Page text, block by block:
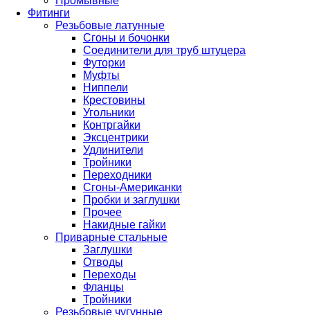
Фитинги
Резьбовые латунные
Сгоны и бочонки
Соединители для труб штуцера
Футорки
Муфты
Ниппели
Крестовины
Угольники
Контргайки
Эксцентрики
Удлинители
Тройники
Переходники
Сгоны-Американки
Пробки и заглушки
Прочее
Накидные гайки
Приварные стальные
Заглушки
Отводы
Переходы
Фланцы
Тройники
Резьбовые чугунные